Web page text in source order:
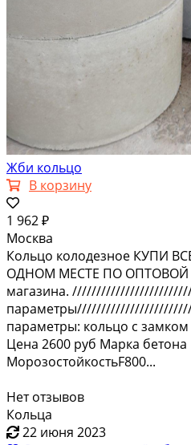
Жби кольцо
В корзину
1 962 ₽
Москва
Кольцо колодезное КУПИ
ОДНОМ МЕСТЕ ПО ОПТОВОЙ
магазина.
параметры: кольцо с
Цена 2600 руб Марка бетона
МорозостойкостьF800...
Нет отзывов
Кольца
22 июня 2023